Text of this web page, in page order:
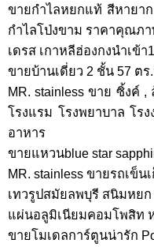
ขายกำไลหยกแท้ สีหายา
กำไลโป่งขาม ราคาคุณภ
เดรส เกาหลีฮ่องกงนำเข้า
ขายบ้านเดี่ยว 2 ชั้น 57 ต
MR. stainless ขาย ซิ้งค์
โรงแรม โรงพยาบาล โร
อาหาร
ขายแหวนblue star
MR. stainless ขายรถเข็
เทวรูปสมัยลพบุรี สนิมหย
แผ่นอลูมิเนียมคอมโพสิท
ขายโมเดลการ์ตูนน่ารัก